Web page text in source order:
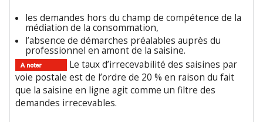
les demandes hors du champ de compétence de la
médiation de la consommation,
l’absence de démarches préalables auprès du
professionnel en amont de la saisine.
Le taux d’irrecevabilité des saisines par
voie postale est de l’ordre de 20 % en raison du fait
que la saisine en ligne agit comme un filtre des
demandes irrecevables.